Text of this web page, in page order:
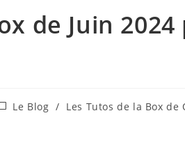
de Juin 2024
Le Blog / Les Tutos de la Box de